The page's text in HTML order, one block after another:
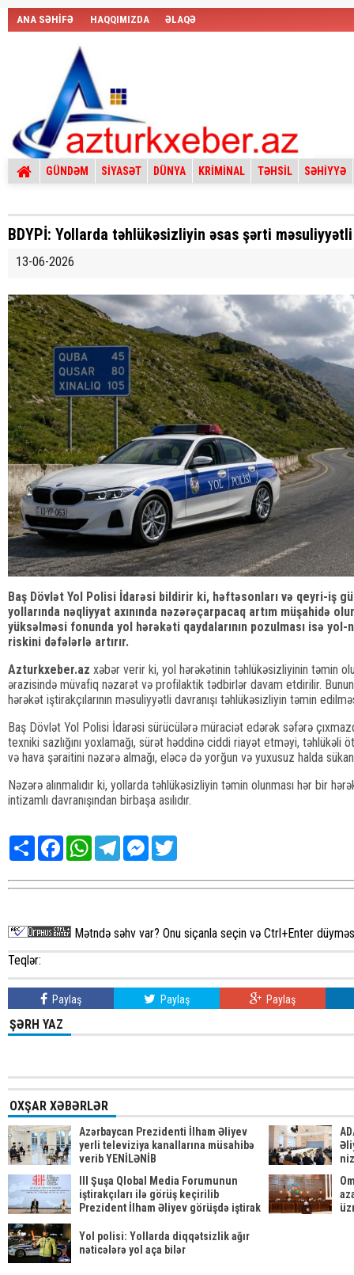
ANA SƏHİFƏ HAQQIMIZDA ƏLAQƏ
GÜNDƏM SİYASƏT DÜNYA KRİMİNAL TƏHSİL SƏHİYYƏ
BDYPİ: Yollarda təhlükəsizliyin əsas şərti məsuliyyətli
13-06-2026
Baş Dövlət Yol Polisi İdarəsi bildirir ki, həftəsonları və qeyri-iş
yollarında nəqliyyat axınında nəzərəçarpacaq artım müşahidə
yüksəlməsi fonunda yol hərəkəti qaydalarının pozulması isə
riskini dəfələrlə artırır.
Azturkxeber.az xəbər verir ki, yol hərəkətinin təhlükəsizliyinin təmin
ərazisində müvafiq nəzarət və profilaktik tədbirlər davam etdirilir.
hərəkət iştirakçılarının məsuliyyətli davranışı təhlükəsizliyin təmin
Baş Dövlət Yol Polisi İdarəsi sürücülərə müraciət edərək səfərə
texniki sazlığını yoxlamağı, sürət həddinə ciddi riayət etməyi, təhlükəli
və hava şəraitini nəzərə almağı, eləcə də yorğun və yuxusuz halda
Nəzərə alınmalıdır ki, yollarda təhlükəsizliyin təmin olunması hər bir
intizamlı davranışından birbaşa asılıdır.
Share FacebookWhatsAppTelegramMessenger
Mətndə səhv var? Onu siçanla seçin və Ctrl+Enter
Teqlər:
Paylaş Paylaş Paylaş
ŞƏRH YAZ
OXŞAR XƏBƏRLƏR
Azərbaycan Prezidenti İlham Əliyev
yerli televiziya kanallarına müsahibə
verib YENİLƏNİB
III Şuşa Qlobal Media Forumunun
iştirakçıları ilə görüş keçirilib
Prezident İlham Əliyev görüşdə iştirak
Yol polisi: Yollarda diqqətsizlik ağır
nəticələrə yol aça bilər